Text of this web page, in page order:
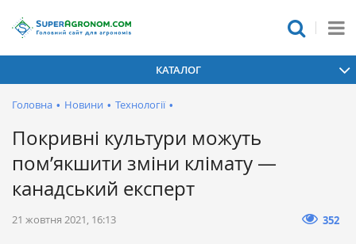
КАТАЛОГ
Головна • Новини • Технології •
Покривні культури можуть
пом’якшити зміни клімату —
канадський експерт
21 жовтня 2021, 16:13 352